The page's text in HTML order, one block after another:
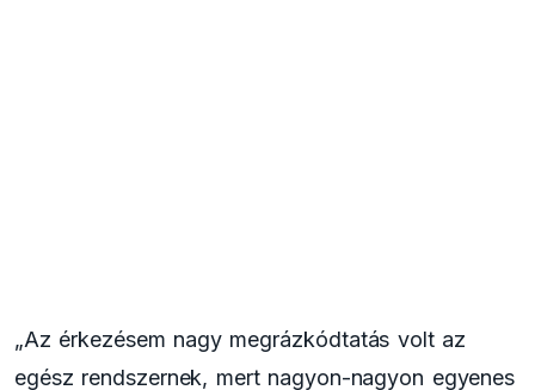
„Az érkezésem nagy megrázkódtatás volt az
egész rendszernek, mert nagyon-nagyon egyenes